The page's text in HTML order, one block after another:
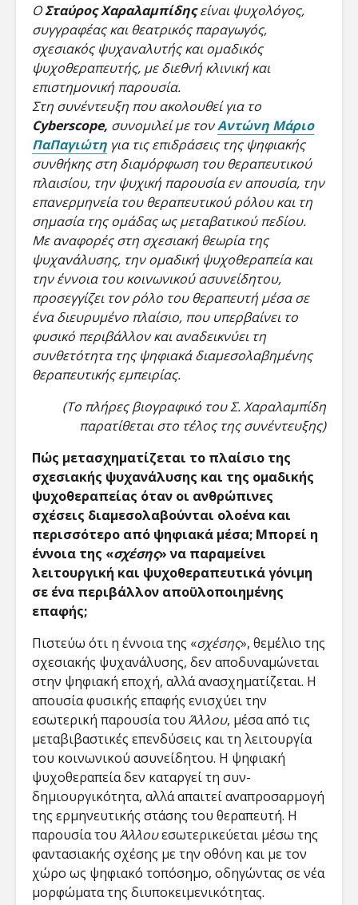
ΟΣταύρος Χαραλαμπίδηςείναι ψυχολόγος,
συγγραφέας και θεατρικός παραγωγός,
σχεσιακός ψυχαναλυτής και ομαδικός
ψυχοθεραπευτής, με διεθνή κλινική και
επιστημονική παρουσία.
Στη συνέντευξη που ακολουθεί για το
Cyberscope, συνομιλεί με τονΑντώνη Μάριο
ΠαΠαγιώτη για τις επιδράσεις της ψηφιακής
συνθήκης στη διαμόρφωση του θεραπευτικού
πλαισίου, την ψυχική παρουσία εν απουσία, την
επανερμηνεία του θεραπευτικού ρόλου και τη
σημασία της ομάδας ως μεταβατικού πεδίου.
Με αναφορές στη σχεσιακή θεωρία της
ψυχανάλυσης, την ομαδική ψυχοθεραπεία και
την έννοια του κοινωνικού ασυνείδητου,
προσεγγίζει τον ρόλο του θεραπευτή μέσα σε
ένα διευρυμένο πλαίσιο, που υπερβαίνει το
φυσικό περιβάλλον και αναδεικνύει τη
συνθετότητα της ψηφιακά διαμεσολαβημένης
θεραπευτικής εμπειρίας.
(Το πλήρες βιογραφικό του Σ. Χαραλαμπίδη
παρατίθεται στο τέλος της συνέντευξης)
Πώς μετασχηματίζεται το πλαίσιο της
σχεσιακής ψυχανάλυσης και της ομαδικής
ψυχοθεραπείας όταν οι ανθρώπινες
σχέσεις διαμεσολαβούνται ολοένα και
περισσότερο από ψηφιακά μέσα; Μπορεί η
έννοια της «σχέσης» να παραμείνει
λειτουργική και ψυχοθεραπευτικά γόνιμη
σε ένα περιβάλλον αποϋλοποιημένης
επαφής;
Πιστεύω ότι η έννοια της «σχέσης», θεμέλιο της
σχεσιακής ψυχανάλυσης, δεν αποδυναμώνεται
στην ψηφιακή εποχή, αλλά ανασχηματίζεται. Η
απουσία φυσικής επαφής ενισχύει την
εσωτερική παρουσία του Άλλου, μέσα από τις
μεταβιβαστικές επενδύσεις και τη λειτουργία
του κοινωνικού ασυνείδητου. Η ψηφιακή
ψυχοθεραπεία δεν καταργεί τη συν-
δημιουργικότητα, αλλά απαιτεί αναπροσαρμογή
της ερμηνευτικής στάσης του θεραπευτή. Η
παρουσία του Άλλουεσωτερικεύεται μέσω της
φαντασιακής σχέσης με την οθόνη και με τον
χώρο ως ψηφιακό τοπόσημο, οδηγώντας σε νέα
μορφώματα της διυποκειμενικότητας.
Cyberscope: Η
γλώσσα, τα ΜΜΕ
και η πρόκληση
της ψηφιακής
επικοινωνίας
Γεώργιος Α.
Ζάχος στο
Cyberscope:
Ψηφιακές
Αναπαραστάσεις
του Αρχαίου
Χώρου και
Ιστορική
Συνείδηση στον
Κυβερνοχώρο
Ο Θανάσης
Χειμωνάς μιλά
στο Cyberscope
για την ΤΝ, τη
λογοκρισία και
τον έρωτα στην
εποχή των apps
εποχή